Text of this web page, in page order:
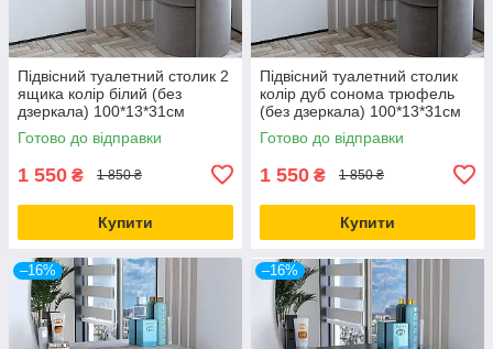
Підвісний туалетний столик 2
ящика колір білий (без
дзеркала) 100*13*31см
Готово до відправки
1 550 ₴ 1 850 ₴
Купити
Підвісний туалетний столик
колір дуб сонома трюфель
(без дзеркала) 100*13*31см
Готово до відправки
1 550 ₴ 1 850 ₴
Купити
–16% –16%